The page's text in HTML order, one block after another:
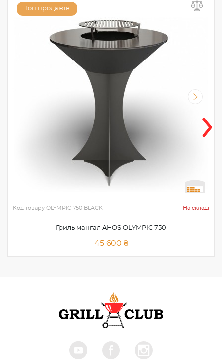
Топ продажів
Код товару OLYMPIC 750 BLACK На складі
Гриль мангал AHOS OLYMPIC 750
45 600 ₴